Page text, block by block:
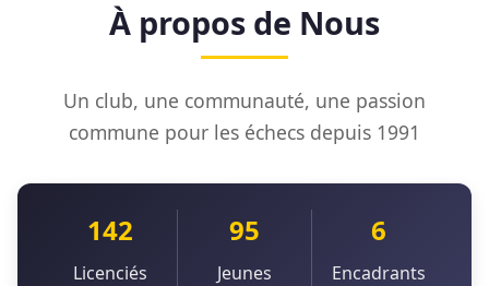
À propos de Nous
Un club, une communauté, une passion
commune pour les échecs depuis 1991
142
Licenciés
95
Jeunes
6
Encadrants